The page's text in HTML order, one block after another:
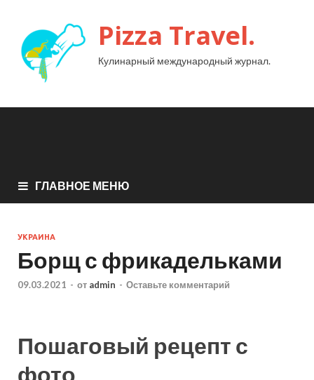
Pizza Travel.
Кулинарный международный журнал.
ГЛАВНОЕ МЕНЮ
УКРАИНА
Борщ с фрикадельками
09.03.2021 - от admin - Оставьте комментарий
Пошаговый рецепт с
фото